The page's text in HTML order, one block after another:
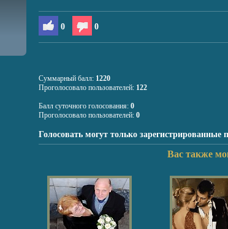
0 0
Суммарный балл: 1220
Проголосовало пользователей: 122
Балл суточного голосования: 0
Проголосовало пользователей: 0
Голосовать могут только зарегистрированные
Вас также